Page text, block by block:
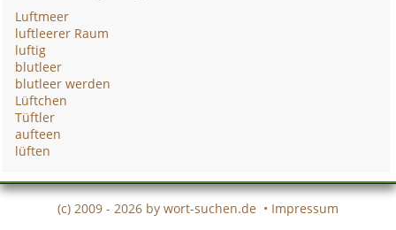
Luftmeer
luftleerer Raum
luftig
blutleer
blutleer werden
Lüftchen
Tüftler
aufteen
lüften
(c) 2009 - 2026 by wort-suchen.de • Impressum